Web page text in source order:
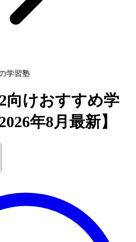
学習塾
向けおすすめ学
年8月最新】